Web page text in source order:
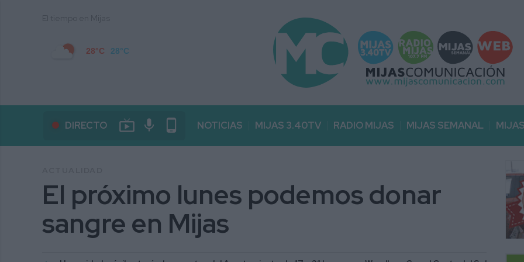
28°C 28°C
DIRECTO live_tv mic phone_android NOTICIAS MIJAS 3.40TV RADIO MIJAS MIJAS SEMANAL
El próximo lunes podemos donar
sangre en Mijas